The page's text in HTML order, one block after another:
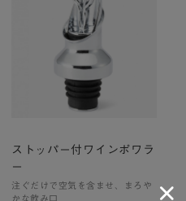
ストッパー付ワインポワラ
ー
注ぐだけで空気を含ませ、まろや
かな飲み口